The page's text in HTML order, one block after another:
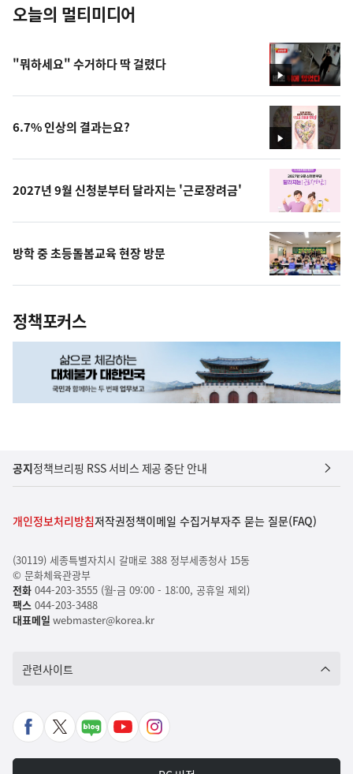
오늘의 멀티미디어
영
상
"뭐하세요" 수거하다 딱 걸렸다
영
상
6.7% 인상의 결과는요?
2027년 9월 신청분부터 달라지는 '근로장려금'
방학 중 초등돌봄교육 현장 방문
정책포커스
공지정책브리핑 RSS 서비스 제공 중단 안내
개인정보처리방침저작권정책이메일 수집거부자주 묻는 질문(FAQ)
(30119) 세종특별자치시 갈매로 388 정부세종청사 15동
© 문화체육관광부
전화044-203-3555 (월-금 09:00 - 18:00, 공휴일 제외)
팩스044-203-3488
대표메일 webmaster@korea.kr
관련사이트
페
X
네
유
인
타